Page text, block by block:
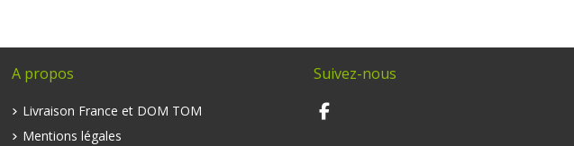
A propos
Livraison France et DOM TOM
Mentions légales
Suivez-nous